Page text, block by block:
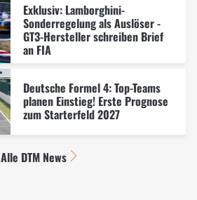
Exklusiv: Lamborghini-
Sonderregelung als Auslöser -
GT3-Hersteller schreiben Brief
an FIA
Deutsche Formel 4: Top-Teams
planen Einstieg! Erste Prognose
zum Starterfeld 2027
Alle DTM News